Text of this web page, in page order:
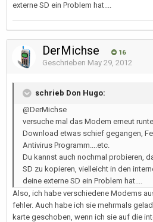
externe SD ein Problem hat....
DerMichse 16
Geschrieben May 29, 2012
schrieb Don Hugo:
@DerMichse
versuche mal das Modem erneut
Download etwas schief gegangen,
Antivirus Programm....etc.
Du kannst auch nochmal probieren,
SD zu kopieren, vielleicht in den
deine externe SD ein Problem hat....
Also, ich habe verschiedene Modems
fehler. Auch habe ich sie mehrmals
karte geschoben, wenn ich sie auf die